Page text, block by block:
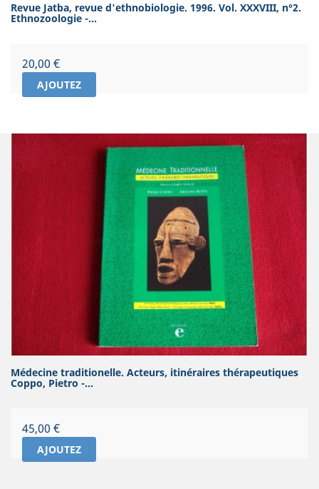
Revue Jatba, revue d'ethnobiologie. 1996. Vol. XXXVIII, n°2.
Ethnozoologie -...
Prix
20,00 €
AJOUTEZ
Médecine traditionelle. Acteurs, itinéraires thérapeutiques
Coppo, Pietro -...
Prix
45,00 €
AJOUTEZ